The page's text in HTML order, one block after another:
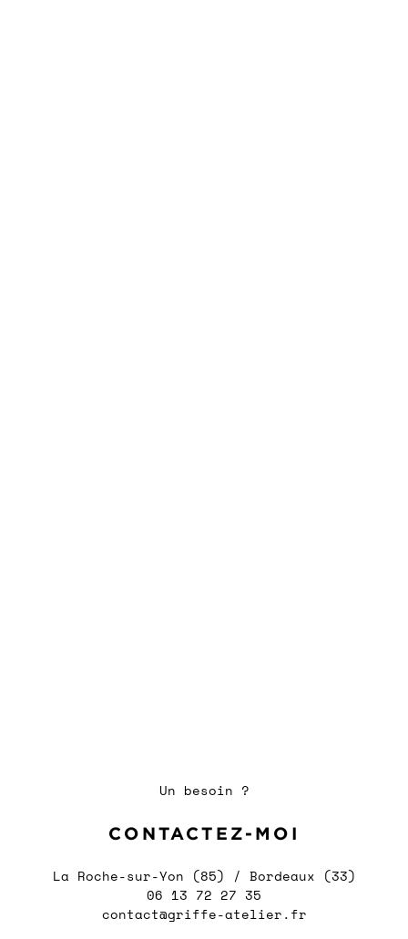
Un besoin ?
CONTACTEZ-MOI
La Roche-sur-Yon (85) / Bordeaux (33)
06 13 72 27 35
contact@griffe-atelier.fr